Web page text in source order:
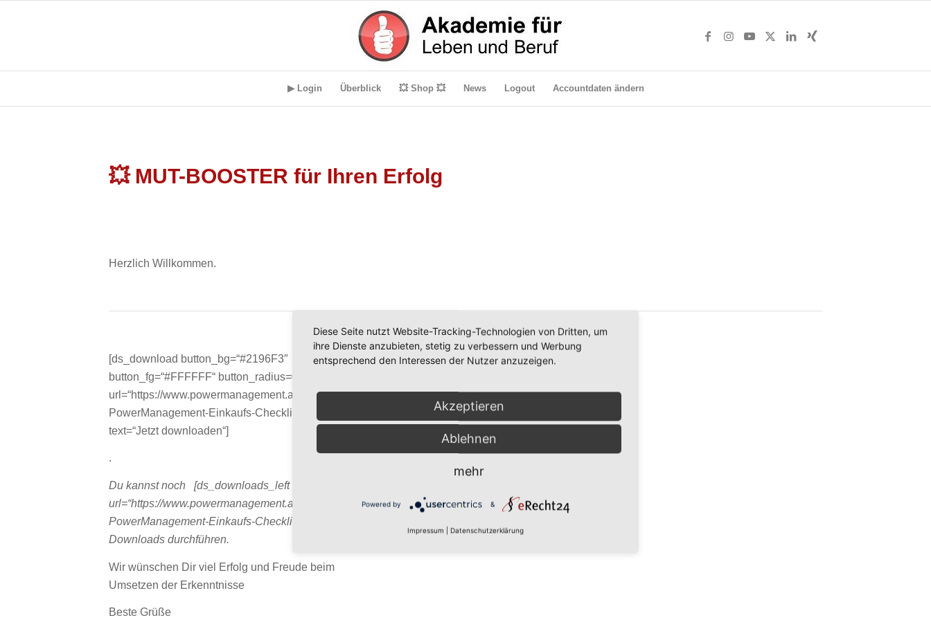
▶ Login Überblick 💥 Shop 💥 News Logout Accountdaten ändern
💥 MUT-BOOSTER für Ihren Erfolg
Herzlich Willkommen.
[ds_download button_bg=“#2196F3″
button_fg=“#FFFFFF“ button_radius=0
url=“https://www.powermanagement.at/download/Akademie/2021-
PowerManagement-Einkaufs-Checkliste.pdf“
text=“Jetzt downloaden“]
.
Du kannst noch [ds_downloads_left
url=“https://www.powermanagement.at/download/Akademie/2021-
PowerManagement-Einkaufs-Checkliste.pdf“]
Downloads durchführen.
Wir wünschen Dir viel Erfolg und Freude beim
Umsetzen der Erkenntnisse
Beste Grüße
Diese Seite nutzt Website-Tracking-Technologien von Dritten, um
ihre Dienste anzubieten, stetig zu verbessern und Werbung
entsprechend den Interessen der Nutzer anzuzeigen.
Akzeptieren
Ablehnen
mehr
Powered by &
Impressum Datenschutzerklärung